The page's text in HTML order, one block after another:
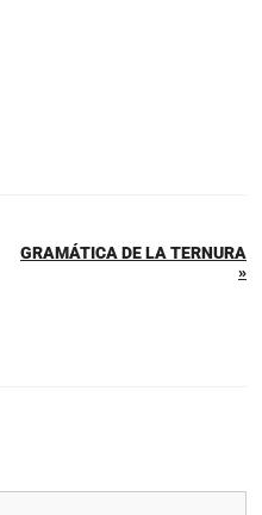
GRAMÁTICA DE LA TERNURA
»